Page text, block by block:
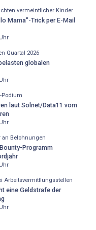
vermeintlicher Kinder
Mama"-Trick per E-Mail
Quartal 2026
globalen
Podium
laut Solnet/Data11 vom
an Belohnungen
Programm
Arbeitsvermittlungsstellen
eine Geldstrafe der